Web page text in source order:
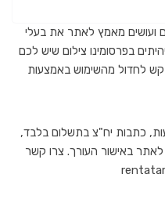
ועושים מאמץ לאתר את בעלי
בפרסומינו צילום שיש לכם
לחדול מהשימוש באמצעות
כתבות יח"צ בתשלום בלבד,
לאתר באישור העורך. צרו קשר